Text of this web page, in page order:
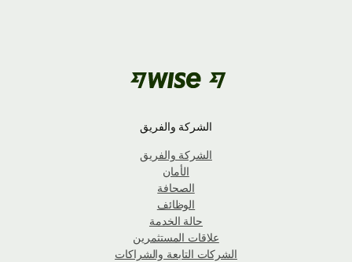
الشركة والفريق
الشركة والفريق
الأمان
الصحافة
الوظائف
حالة الخدمة
علاقات المستثمرين
الشركات التابعة والشراكات